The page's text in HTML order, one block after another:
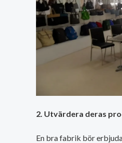
2. Utvärdera deras
En bra fabrik bör